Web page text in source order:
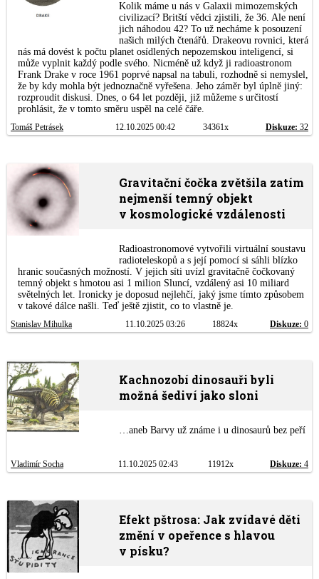
Kolik máme u nás v Galaxii mimozemských
civilizací? Britští vědci zjistili, že 36. Ale není
jich náhodou 42? To už necháme k posouzení
našich milých čtenářů. Drakeovu rovnici, která
nás má dovést k počtu planet osídlených nepozemskou inteligencí, si
může vyplnit každý podle svého. Nicméně už když ji radioastronom
Frank Drake v roce 1961 poprvé napsal na tabuli, rozhodně si nemyslel,
že by kdy mohla být jednoznačně vyřešena. Jeho záměr byl úplně jiný:
rozproudit diskusi. Dnes, o 64 let později, již můžeme s určitostí
prohlásit, že v tomto směru uspěl na celé čáře.
Tomáš Petrásek 12.10.2025 00:42 34361x Diskuze: 32
Gravitační čočka zvětšila zatím
nejmenší temný objekt
v kosmologické vzdálenosti
Radioastronomové vytvořili virtuální soustavu
radioteleskopů a s její pomocí si sáhli blízko
hranic současných možností. V jejich síti uvízl gravitačně čočkovaný
temný objekt s hmotou asi 1 milion Sluncí, vzdálený asi 10 miliard
světelných let. Ironicky je doposud nejlehčí, jaký jsme tímto způsobem
v takové dálce našli. Teď ještě zjistit, co to vlastně je.
Stanislav Mihulka 11.10.2025 03:26 18824x Diskuze: 0
Kachnozobí dinosauři byli
možná šediví jako sloni
…aneb Barvy už známe i u dinosaurů bez peří
Vladimír Socha 11.10.2025 02:43 11912x Diskuze: 4
Efekt pštrosa: Jak zvídavé děti
změní v opeřence s hlavou
v písku?